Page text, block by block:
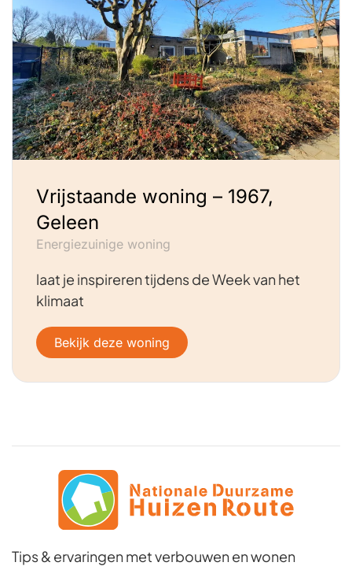
Vrijstaande woning – 1967,
Geleen
Energiezuinige woning
laat je inspireren tijdens de Week van het
klimaat
Bekijk deze woning
Tips & ervaringen met verbouwen en wonen